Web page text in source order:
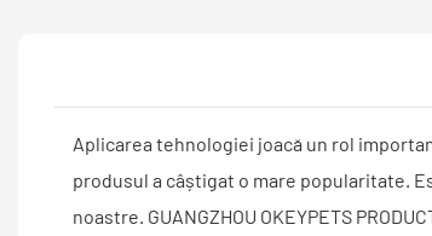
Aplicarea tehnologiei joacă un rol
produsul a câștigat o mare popularitate.
noastre. GUANGZHOU OKEYPETS